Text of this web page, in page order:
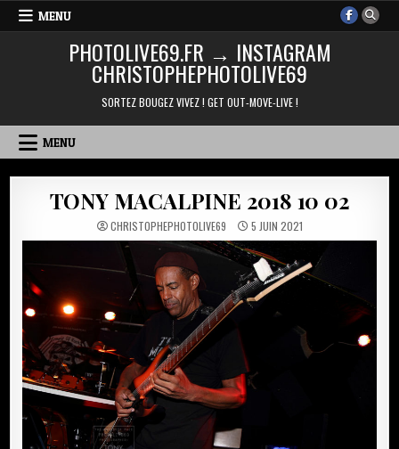
Skip
MENU
PHOTOLIVE69.FR → INSTAGRAM
CHRISTOPHEPHOTOLIVE69
SORTEZ BOUGEZ VIVEZ ! GET OUT-MOVE-LIVE !
MENU
TONY MACALPINE 2018 10 02
CHRISTOPHEPHOTOLIVE69 5 JUIN 2021